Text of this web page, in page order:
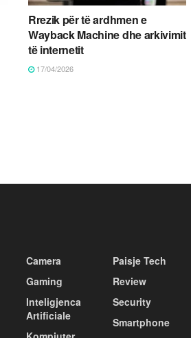
Rrezik për të ardhmen e
Wayback Machine dhe arkivimit
të internetit
17/04/2026
Camera
Gaming
Inteligjenca
Artificiale
Paisje Tech
Review
Security
Smartphone